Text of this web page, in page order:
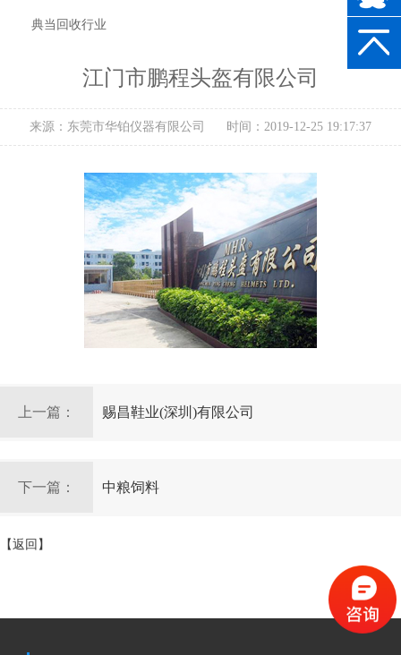
典当回收行业
江门市鹏程头盔有限公司
来源：东莞市华铂仪器有限公司 时间：2019-12-25 19:17:37
上一篇： 赐昌鞋业(深圳)有限公司
下一篇： 中粮饲料
【返回】